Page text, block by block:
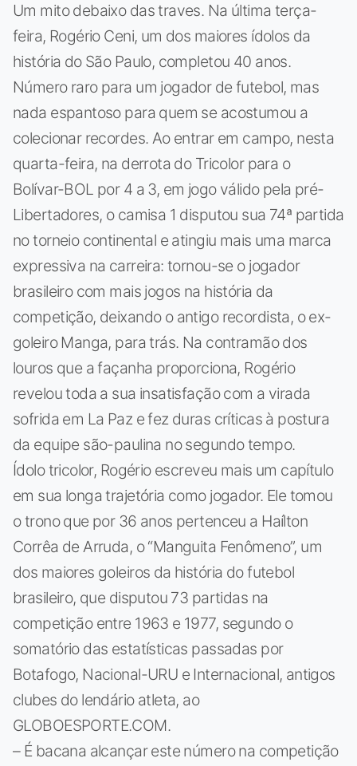
Um mito debaixo das traves. Na última terça-
feira, Rogério Ceni, um dos maiores ídolos da
história do São Paulo, completou 40 anos.
Número raro para um jogador de futebol, mas
nada espantoso para quem se acostumou a
colecionar recordes. Ao entrar em campo, nesta
quarta-feira, na derrota do Tricolor para o
Bolívar-BOL por 4 a 3, em jogo válido pela pré-
Libertadores, o camisa 1 disputou sua 74ª partida
no torneio continental e atingiu mais uma marca
expressiva na carreira: tornou-se o jogador
brasileiro com mais jogos na história da
competição, deixando o antigo recordista, o ex-
goleiro Manga, para trás. Na contramão dos
louros que a façanha proporciona, Rogério
revelou toda a sua insatisfação com a virada
sofrida em La Paz e fez duras críticas à postura
da equipe são-paulina no segundo tempo.
Ídolo tricolor, Rogério escreveu mais um capítulo
em sua longa trajetória como jogador. Ele tomou
o trono que por 36 anos pertenceu a Haílton
Corrêa de Arruda, o “Manguita Fenômeno”, um
dos maiores goleiros da história do futebol
brasileiro, que disputou 73 partidas na
competição entre 1963 e 1977, segundo o
somatório das estatísticas passadas por
Botafogo, Nacional-URU e Internacional, antigos
clubes do lendário atleta, ao
GLOBOESPORTE.COM.
– É bacana alcançar este número na competição